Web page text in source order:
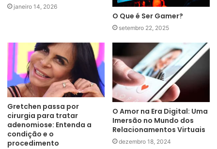
janeiro 14, 2026
O Que é Ser Gamer?
setembro 22, 2025
Gretchen passa por
cirurgia para tratar
adenomiose: Entenda a
condição e o
procedimento
O Amor na Era Digital: Uma
Imersão no Mundo dos
Relacionamentos Virtuais
dezembro 18, 2024